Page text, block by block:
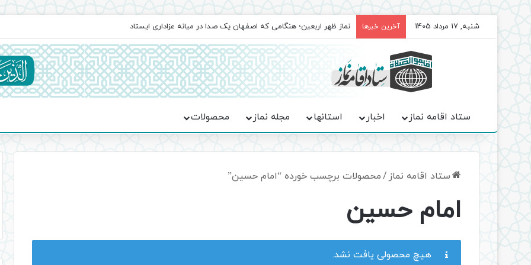
شنبه, 17 مرداد 1405 آخرین خبرها برگزاری باشکوه نمازهای جماعت در موکب فاطمه الزهرا (س)
ستاد اقامه نماز اخبار استانها مجله نماز محصولات
ستاد اقامه نماز /محصولات برچسب خورده “امام حسین”
امام حسین
هیچ محصولی یافت نشد.